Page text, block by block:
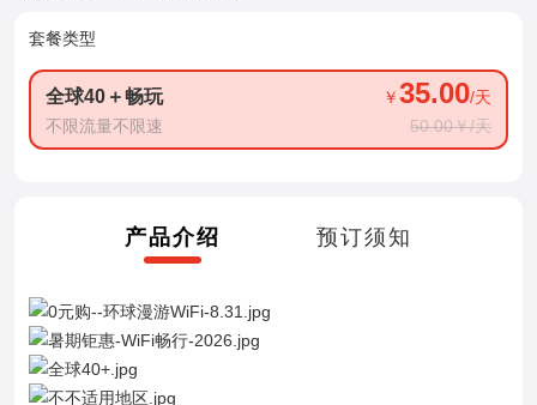
套餐类型
全球40＋畅玩 ￥35.00/天
不限流量不限速
50.00￥/天
产品介绍 预订须知